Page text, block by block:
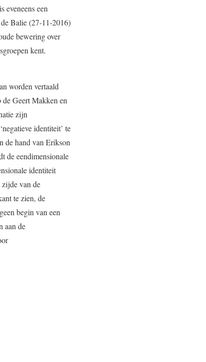
eveneens een
Balie (27-11-2016)
bewering over
kent.
worden vertaald
Geert Makken en
zijn
identiteit’ te
de hand van Erikson
de eendimensionale
identiteit
van de
te zien, de
begin van een
aan de